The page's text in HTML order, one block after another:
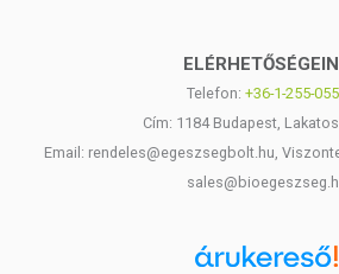
Telefon: +36-1-255-
Cím: 1184 Budapest,
Email: rendeles@egeszsegbolt.hu,